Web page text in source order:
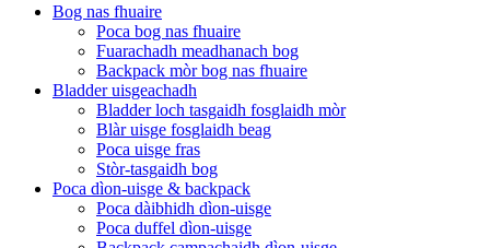
Bog nas fhuaire
Poca bog nas fhuaire
Fuarachadh meadhanach bog
Backpack mòr bog nas fhuaire
Bladder uisgeachadh
Bladder loch tasgaidh fosglaidh mòr
Blàr uisge fosglaidh beag
Poca uisge fras
Stòr-tasgaidh bog
Poca dìon-uisge & backpack
Poca dàibhidh dìon-uisge
Poca duffel dìon-uisge